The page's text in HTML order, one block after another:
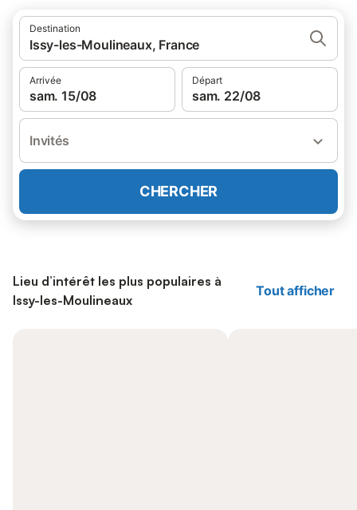
Destination
Issy-les-Moulineaux, France
Arrivée
sam. 15/08
Départ
sam. 22/08
Invités
CHERCHER
Lieu d’intérêt les plus populaires à
Issy-les-Moulineaux
Tout afficher